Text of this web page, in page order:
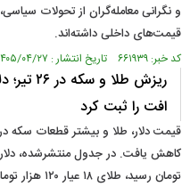
و نگرانی معامله‌گران از تحولات
قیمت‌های داخلی داشته‌اند.
کد خبر: ۶۶۱۹۳۹ تاریخ انتشار : ۱۴۰۵/۰۴/۲۷
ریزش
افت را ثبت کرد
تومان رسید،